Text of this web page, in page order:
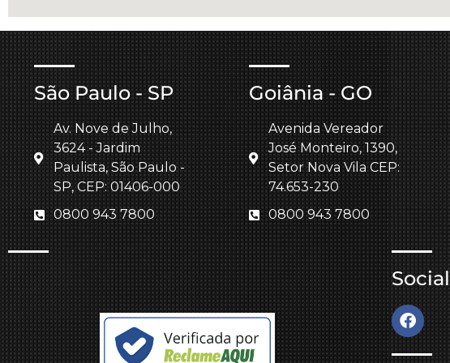
São Paulo - SP
Av. Nove de Julho,
3624 - Jardim
Paulista, São Paulo -
SP, CEP: 01406-000
0800 943 7800
Goiânia - GO
Avenida Vereador
José Monteiro, 1390,
Setor Nova Vila CEP:
74.653-230
0800 943 7800
Social